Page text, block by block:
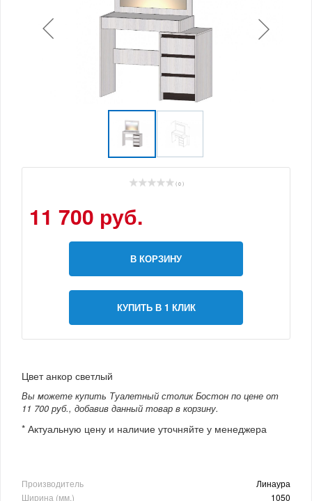
( 0 )
11 700 руб.
В КОРЗИНУ
КУПИТЬ В 1 КЛИК
Цвет анкор светлый
Вы можете купить Туалетный столик Бостон по цене от
11 700 руб., добавив данный товар в корзину.
* Актуальную цену и наличие уточняйте у менеджера
Производитель
Линаура
Ширина (мм.)
1050